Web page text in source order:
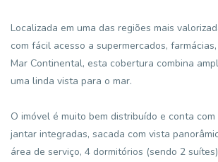
Localizada em uma das regiões mais
com fácil acesso a supermercados,
Mar Continental, esta cobertura combina
uma linda vista para o mar.
O imóvel é muito bem distribuído e conta
jantar integradas, sacada com vista
área de serviço, 4 dormitórios (sendo 2